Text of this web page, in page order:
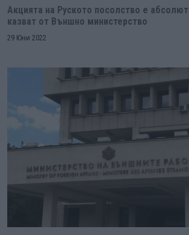
Акцията на Руското посолство е
казват от Външно министерство
29 Юни 2022